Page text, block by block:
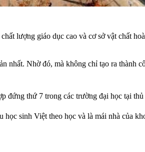
lượng giáo dục cao và cơ sở vật chất
Nhờ đó, mà không chỉ tạo ra thành
đứng thứ 7 trong các trường đại học tại thủ
sinh Việt theo học và là mái nhà của